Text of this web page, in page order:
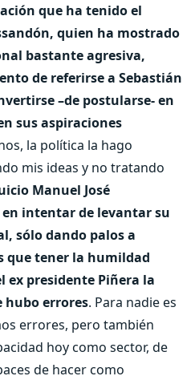
que ha tenido el
quien ha mostrado
bastante agresiva,
de referirse a Sebastián
–de postularse- en
sus aspiraciones
la política la hago
mis ideas y no tratando
Manuel José
en intentar de levantar su
sólo dando palos a
que tener la humildad
ex presidente Piñera la
hubo errores. Para nadie es
errores, pero también
hoy como sector, de
de hacer como